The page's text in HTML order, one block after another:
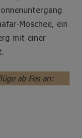
Moschee, ein
mit einer
ab Fes an: